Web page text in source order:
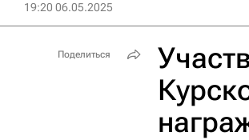
19:20 06.05.2025
Поделиться